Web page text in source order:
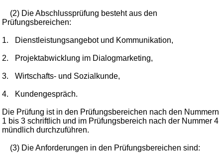
(2) Die Abschlussprüfung besteht aus den
Prüfungsbereichen:
1. Dienstleistungsangebot und Kommunikation,
2. Projektabwicklung im Dialogmarketing,
3. Wirtschafts- und Sozialkunde,
4. Kundengespräch.
Die Prüfung ist in den Prüfungsbereichen nach den Nummern
1 bis 3 schriftlich und im Prüfungsbereich nach der Nummer 4
mündlich durchzuführen.
(3) Die Anforderungen in den Prüfungsbereichen sind: